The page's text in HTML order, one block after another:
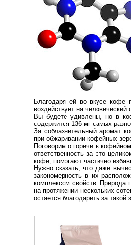
Благодаря ей во вкусе кофе
воздействует на человеческий
Вы будете удивлены, но в
содержится 136 мг самых
За соблазнительный аромат
при обжаривании кофейных
Поговорим о горечи в
ответственность за это
кофе, помогают частично
Нужно сказать, что даже
закономерность в их
комплексом свойств. Природа
на протяжении нескольких
остается благодарить за